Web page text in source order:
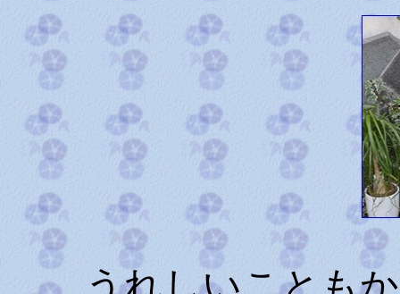
うれしいことも